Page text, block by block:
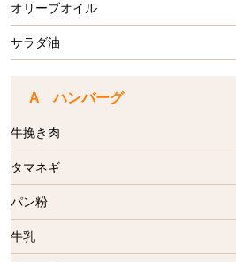
オリーブオイル
サラダ油
A ハンバーグ
牛挽き肉
タマネギ
パン粉
牛乳